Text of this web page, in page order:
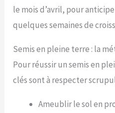
le mois d’avril, pour
quelques semaines de
Semis en pleine terre : la
Pour réussir un semis en
clés sont à respecter
Ameublir le sol en